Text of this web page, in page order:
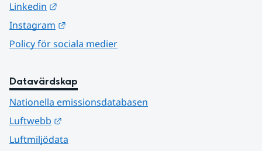
Linkedin
Instagram
Policy för sociala medier
Datavärdskap
Nationella emissionsdatabasen
Luftwebb
Luftmiljödata